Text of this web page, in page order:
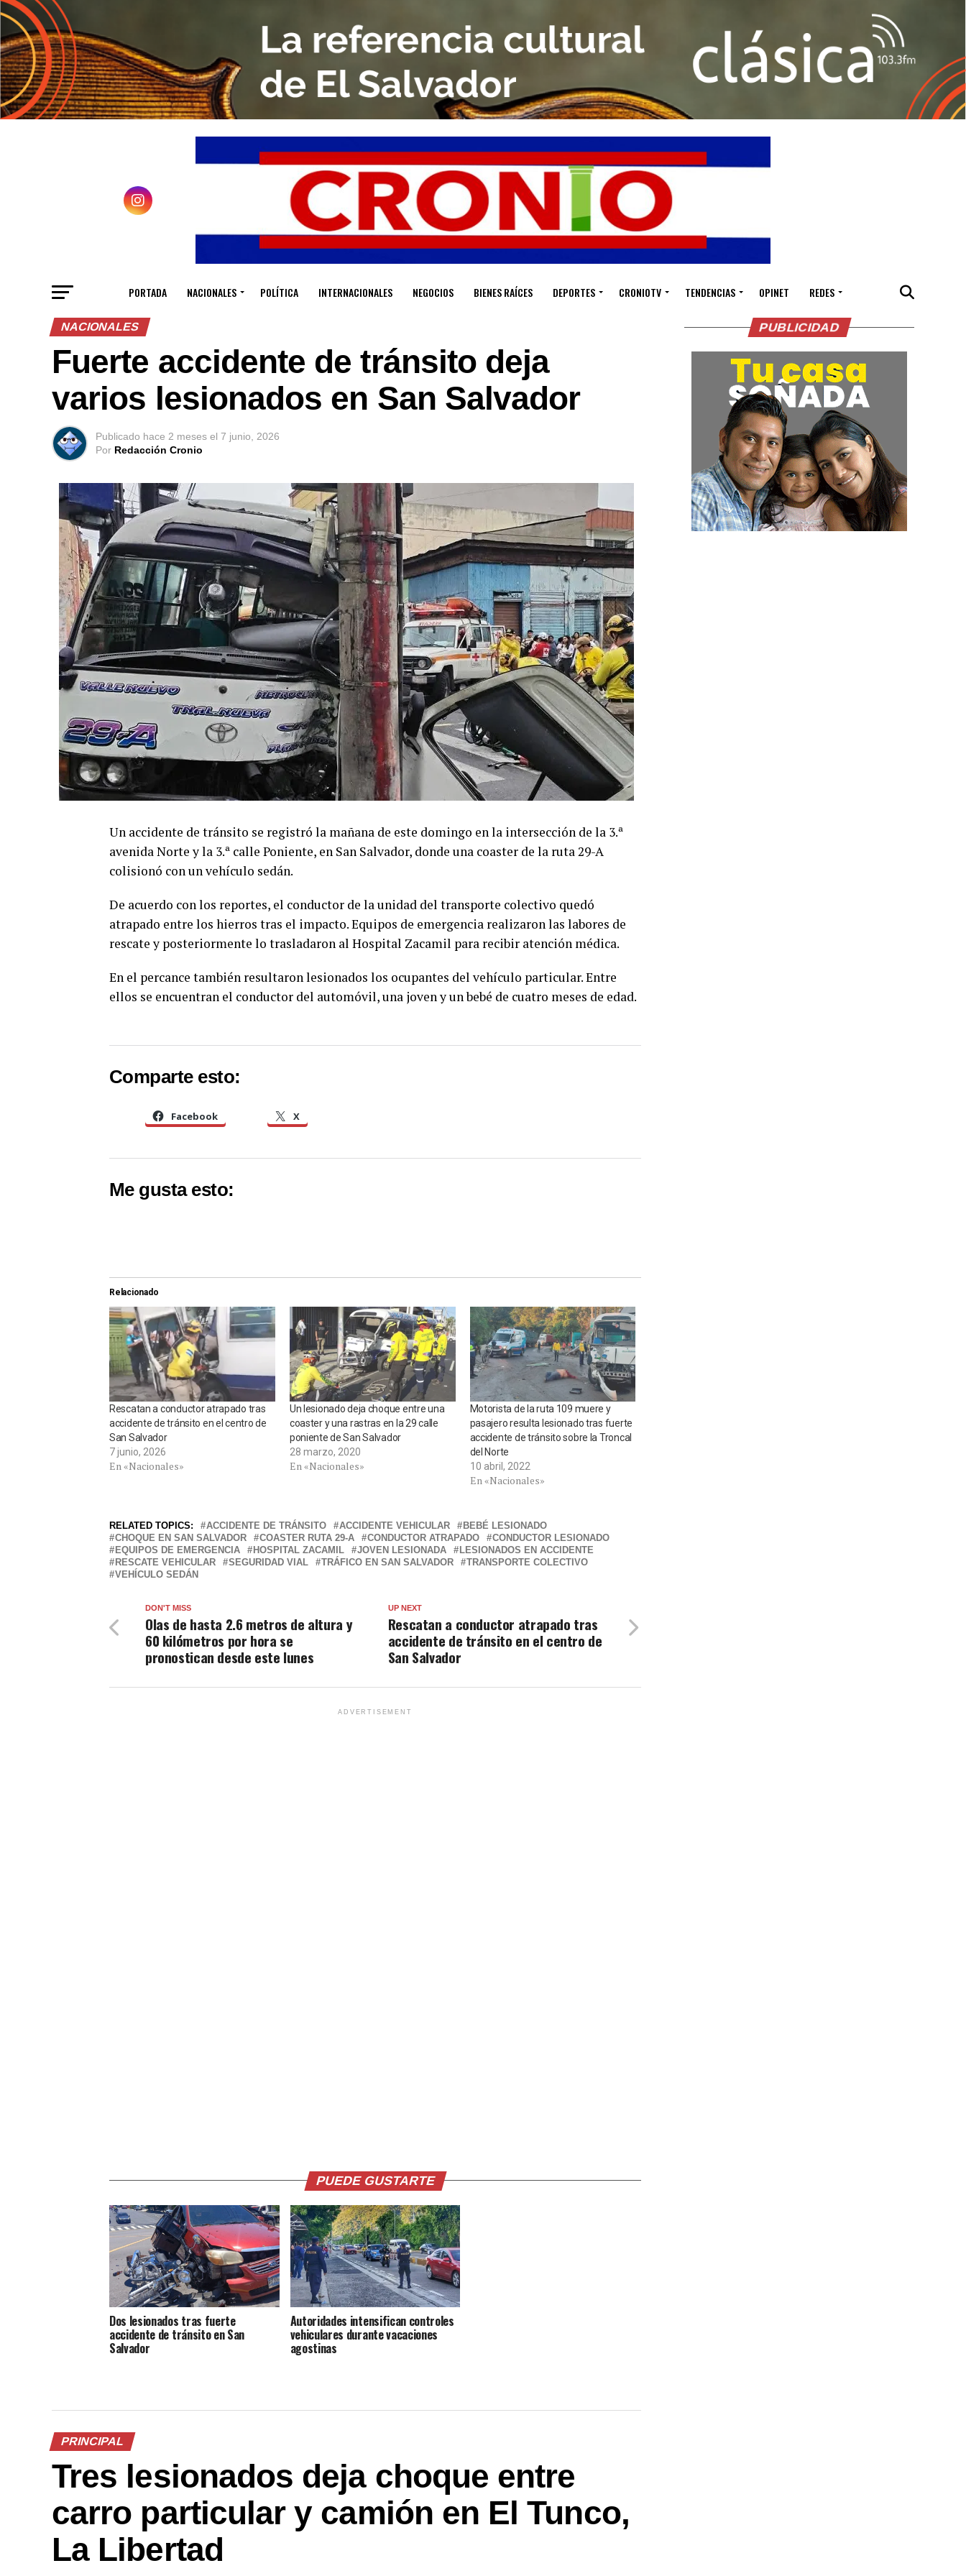
PORTADA NACIONALES POLÍTICA INTERNACIONALES NEGOCIOS BIENES RAÍCES DEPORTES CRONIOTV TENDENCIAS OPINET REDES
NACIONALES
Fuerte accidente de tránsito deja
varios lesionados en San Salvador
Publicado hace 2 meses el 7 junio, 2026
Por Redacción Cronio
Un accidente de tránsito se registró la mañana de este domingo en la intersección de la 3.ª
avenida Norte y la 3.ª calle Poniente, en San Salvador, donde una coaster de la ruta 29-A
colisionó con un vehículo sedán.
De acuerdo con los reportes, el conductor de la unidad del transporte colectivo quedó
atrapado entre los hierros tras el impacto. Equipos de emergencia realizaron las labores de
rescate y posteriormente lo trasladaron al Hospital Zacamil para recibir atención médica.
En el percance también resultaron lesionados los ocupantes del vehículo particular. Entre
ellos se encuentran el conductor del automóvil, una joven y un bebé de cuatro meses de edad.
Comparte esto:
Facebook X
Me gusta esto:
Relacionado
Rescatan a conductor atrapado tras
accidente de tránsito en el centro de
San Salvador
7 junio, 2026
En «Nacionales»
Un lesionado deja choque entre una
coaster y una rastras en la 29 calle
poniente de San Salvador
28 marzo, 2020
En «Nacionales»
Motorista de la ruta 109 muere y
pasajero resulta lesionado tras fuerte
accidente de tránsito sobre la Troncal
del Norte
10 abril, 2022
En «Nacionales»
RELATED TOPICS: ACCIDENTE DE TRÁNSITO ACCIDENTE VEHICULAR
BEBÉ LESIONADO
CHOQUE EN SAN SALVADOR
COASTER RUTA 29-A CONDUCTOR ATRAPADO
CONDUCTOR LESIONADO
EQUIPOS DE EMERGENCIA
HOSPITAL ZACAMIL JOVEN LESIONADA
LESIONADOS EN ACCIDENTE
RESCATE VEHICULAR
SEGURIDAD VIAL TRÁFICO EN SAN SALVADOR
TRANSPORTE COLECTIVO
VEHÍCULO SEDÁN
UP NEXT
Rescatan a conductor atrapado tras
accidente de tránsito en el centro de
San Salvador
DON'T MISS
Olas de hasta 2.6 metros de altura y
60 kilómetros por hora se
pronostican desde este lunes
ADVERTISEMENT
PUEDE GUSTARTE
Dos lesionados tras fuerte
accidente de tránsito en San
Salvador
Autoridades intensifican controles
vehiculares durante vacaciones
agostinas
PRINCIPAL
Tres lesionados deja choque entre
carro particular y camión en El Tunco,
La Libertad
PUBLICIDAD